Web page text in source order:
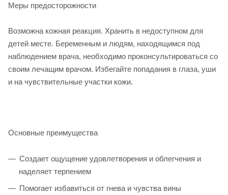
Меры предосторожности
Возможна кожная реакция. Хранить в недоступном для
детей месте. Беременным и людям, находящимся под
наблюдением врача, необходимо проконсультироваться со
своим лечащим врачом. Избегайте попадания в глаза, уши
и на чувствительные участки кожи.
Основные преимущества
Создает ощущение удовлетворения и облегчения и
наделяет терпением
Помогает избавиться от гнева и чувства вины